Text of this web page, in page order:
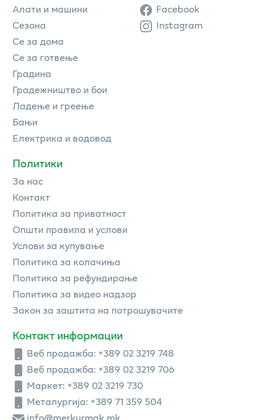
Алати и машини
Сезона
Се за дома
Се за готвење
Градина
Градежништво и бои
Ладење и греење
Бањи
Електрика и водовод
Политики
За нас
Контакт
Политика за приватност
Општи правила и услови
Услови за купување
Политика за колачиња
Политика за рефундирање
Политика за видео надзор
Закон за заштита на потрошувачите
Контакт информации
Веб продажба: +389 02 3219 748
Веб продажба: +389 02 3219 706
Маркет: +389 02 3219 730
Металургија: +389 71 359 504
Facebook
Instagram